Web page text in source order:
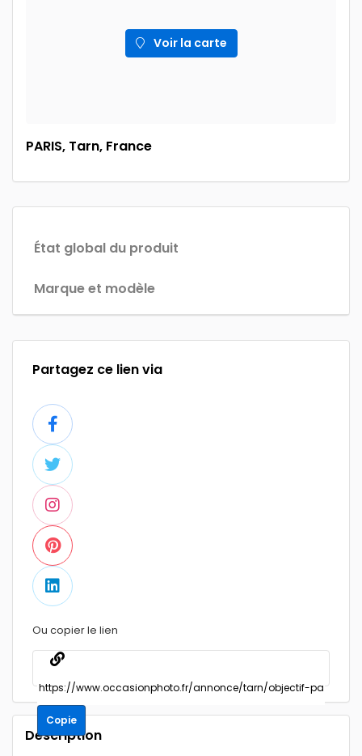
Voir la carte
PARIS, Tarn, France
État global du produit
Marque et modèle
Partagez ce lien via
Ou copier le lien
Copie
Description